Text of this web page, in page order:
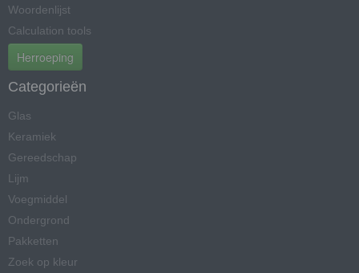
Woordenlijst
Calculation tools
Herroeping
Categorieën
Glas
Keramiek
Gereedschap
Lijm
Voegmiddel
Ondergrond
Pakketten
Zoek op kleur